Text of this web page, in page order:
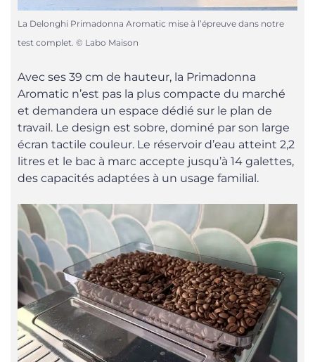
La Delonghi Primadonna Aromatic mise à l’épreuve dans notre
test complet. © Labo Maison
Avec ses 39 cm de hauteur, la Primadonna
Aromatic n’est pas la plus compacte du marché
et demandera un espace dédié sur le plan de
travail. Le design est sobre, dominé par son large
écran tactile couleur. Le réservoir d’eau atteint 2,2
litres et le bac à marc accepte jusqu’à 14 galettes,
des capacités adaptées à un usage familial.